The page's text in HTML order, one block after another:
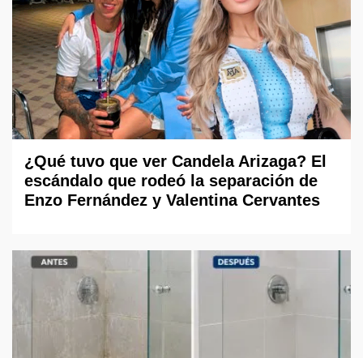
¿Qué tuvo que ver Candela Arizaga? El
escándalo que rodeó la separación de
Enzo Fernández y Valentina Cervantes